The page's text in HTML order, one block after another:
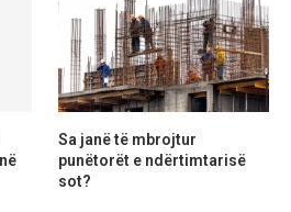
Sa janë të mbrojtur
punëtorët e ndërtimtarisë
sot?